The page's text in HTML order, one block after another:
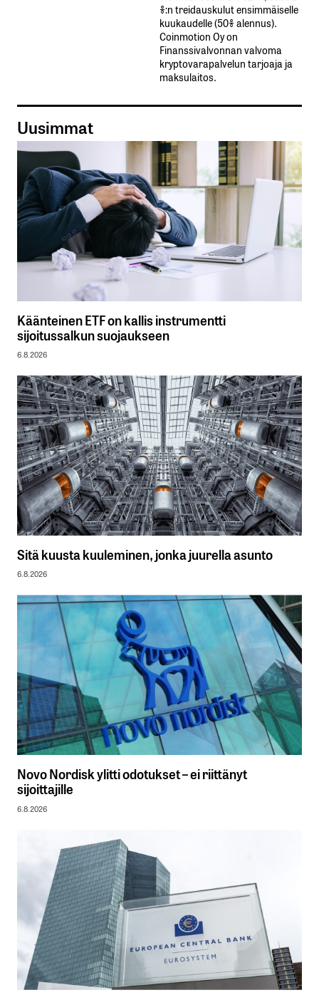
%:n treidauskulut​ ​ensimmäiselle​ ​
kuukaudelle​ ​(50%​ ​alennus).
Coinmotion Oy on
Finanssivalvonnan valvoma
kryptovarapalvelun tarjoaja ja
maksulaitos.
Uusimmat
Käänteinen ETF on kallis instrumentti
sijoitussalkun suojaukseen
6.8.2026
Sitä kuusta kuuleminen, jonka juurella asunto
6.8.2026
Novo Nordisk ylitti odotukset – ei riittänyt
sijoittajille
6.8.2026